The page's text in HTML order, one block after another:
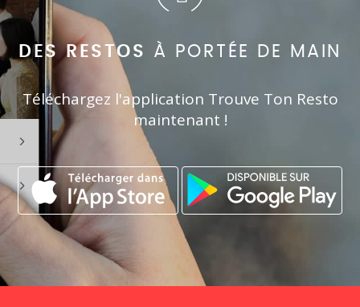
DES RESTOS À PORTÉE DE MAIN
Téléchargez l'application Trouve Ton Resto
maintenant !